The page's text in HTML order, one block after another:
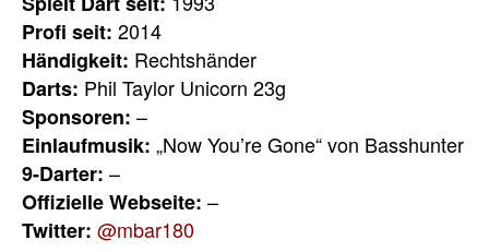
Profi seit: 2014
Händigkeit: Rechtshänder
Darts: Phil Taylor Unicorn 23g
Sponsoren: –
Einlaufmusik: „Now You’re Gone“ von Basshunter
9-Darter: –
Offizielle Webseite: –
Twitter: @mbar180